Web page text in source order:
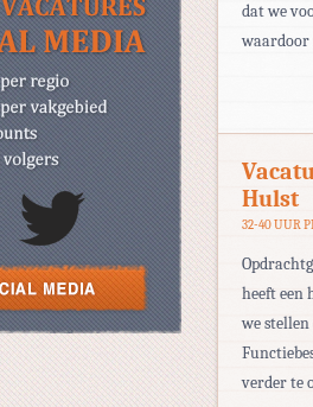
dat we
waardoor
Hulst
32-40 UUR
heeft een
we
verder te